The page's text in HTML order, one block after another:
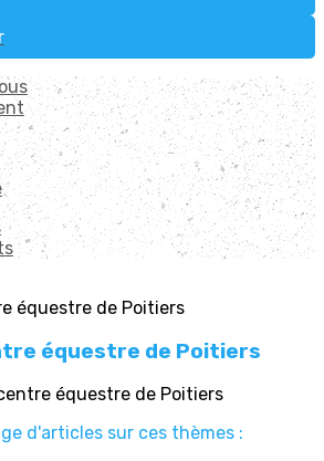
équestre de Poitiers
équestre de Poitiers
d'articles sur ces thèmes :